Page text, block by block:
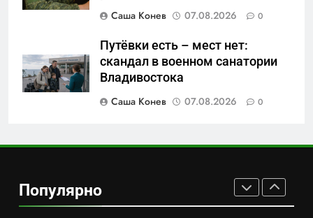
Саша Конев
07.08.2026 0
Путёвки есть – мест нет:
скандал в военном санатории
Владивостока
Саша Конев
07.08.2026 0
Популярно
региона
САНКТ-ПЕТЕРБУРГ И ОБЛАСТЬ
Зачистка неба: Силовой
передел авиаотрасли
САНКТ-ПЕТЕРБУРГ И ОБЛАСТЬ
данные о складах с военной
продукцией: предприятия
обратились в СК
САНКТ-ПЕТЕРБУРГ И ОБЛАСТЬ